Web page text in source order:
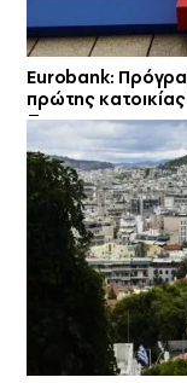
Eurobank:
πρώτης κατοικίας